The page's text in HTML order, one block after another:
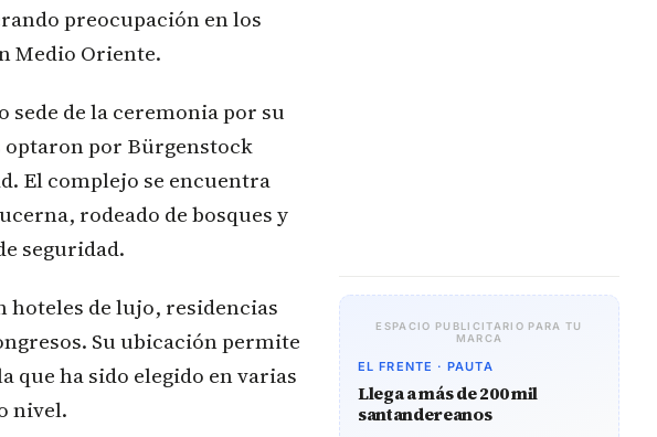
preocupación en los
Medio Oriente.
de la ceremonia por su
por Bürgenstock
El complejo se encuentra
rodeado de bosques y
seguridad.
hoteles de lujo, residencias
Su ubicación permite
que ha sido elegido en varias
nivel.
ESPACIO PUBLICITARIO PARA TU
MARCA
EL FRENTE · PAUTA
Llega a más de 200 mil
santandereanos